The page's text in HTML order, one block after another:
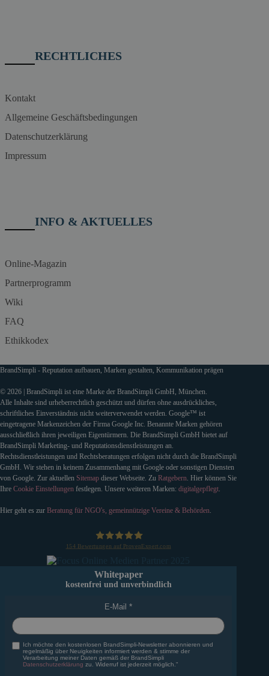
RECHTLICHES
Kontakt
Allgemeine Geschäftsbedingungen
Datenschutzerklärung
Impressum
INFO & AKTUELLES
Online-Magazin
Partnerprogramm
Wiki
FAQ
Ethikkodex
BrandSimpli - Reputation aufbauen, Marken gestalten, Kommunikation prägen
© 2026 | BrandSimpli ist eine Marke der BrandSimpli GmbH, München.
Alle Inhalte sind urheberrechtlich geschützt und dürfen ohne ausdrückliches,
schriftliches Einverständnis nicht weiterverwendet werden. Google™ ist
eingetragene Markenzeichen der Firma Google Inc. Benannte Marken gehören
ausschließlich ihren jeweiligen Eigentürmern. Die BrandSimpli GmbH bietet auf
BrandSimpli Marketing- und Reputationsdienstleistungen an.
Rechtsdienstleistungen und Rechtsberatungen erfolgen nicht durch die BrandSimpli
GmbH. Wir stehen in keinem Zusammenhang mit Google oder sonstigen Diensten
von Google. Zur aktuellen Sitemap dieser Webseite. Zu Ratgebern . Hier können Sie
Ihre Cookie Einstellungen festlegen. Unsere weiteren Marken: digitalgepflegt
Hier geht es zur Beratung für NGO's, gemeinnützige Vereine & Behörden
154 Bewertungen auf ProvenExpert.com
Whitepaper
kostenfrei und unverbindlich
E-Mail
Ich möchte den kostenlosen BrandSimpli-Newsletter abonnieren und
regelmäßig über Neuigkeiten informiert werden & stimme der
Verarbeitung meiner Daten gemäß der BrandSimpli
Datenschutzerklärung zu. Widerruf ist jederzeit möglich."